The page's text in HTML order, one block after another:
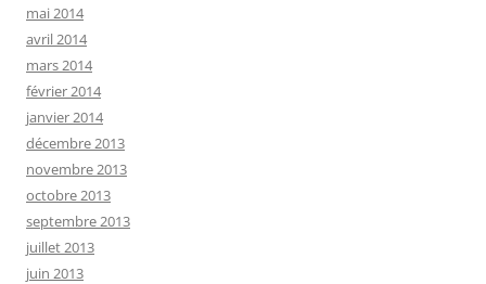
mai 2014
avril 2014
mars 2014
février 2014
janvier 2014
décembre 2013
novembre 2013
octobre 2013
septembre 2013
juillet 2013
juin 2013